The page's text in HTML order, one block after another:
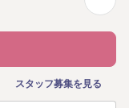
スタッフ募集を見る